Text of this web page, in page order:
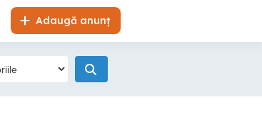
Adaugă anunț